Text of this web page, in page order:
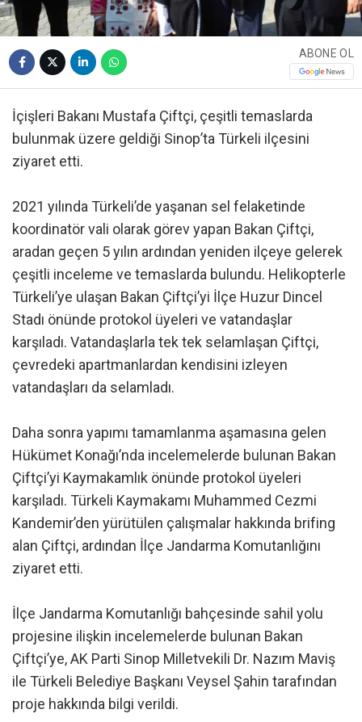
ABONE OL
İçişleri Bakanı Mustafa Çiftçi, çeşitli temaslarda
bulunmak üzere geldiği Sinop’ta Türkeli ilçesini
ziyaret etti.
2021 yılında Türkeli’de yaşanan sel felaketinde
koordinatör vali olarak görev yapan Bakan Çiftçi,
aradan geçen 5 yılın ardından yeniden ilçeye gelerek
çeşitli inceleme ve temaslarda bulundu. Helikopterle
Türkeli’ye ulaşan Bakan Çiftçi’yi İlçe Huzur Dincel
Stadı önünde protokol üyeleri ve vatandaşlar
karşıladı. Vatandaşlarla tek tek selamlaşan Çiftçi,
çevredeki apartmanlardan kendisini izleyen
vatandaşları da selamladı.
Daha sonra yapımı tamamlanma aşamasına gelen
Hükümet Konağı’nda incelemelerde bulunan Bakan
Çiftçi’yi Kaymakamlık önünde protokol üyeleri
karşıladı. Türkeli Kaymakamı Muhammed Cezmi
Kandemir’den yürütülen çalışmalar hakkında brifing
alan Çiftçi, ardından İlçe Jandarma Komutanlığını
ziyaret etti.
İlçe Jandarma Komutanlığı bahçesinde sahil yolu
projesine ilişkin incelemelerde bulunan Bakan
Çiftçi’ye, AK Parti Sinop Milletvekili Dr. Nazım Maviş
ile Türkeli Belediye Başkanı Veysel Şahin tarafından
proje hakkında bilgi verildi.